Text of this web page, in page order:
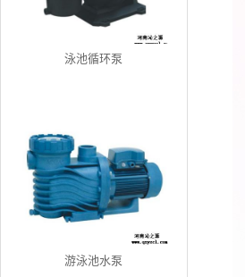
泳池循环泵
游泳池水泵